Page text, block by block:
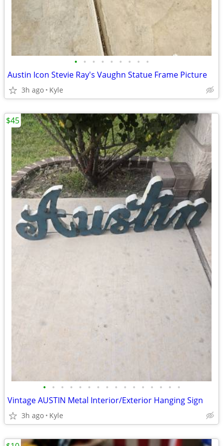
• • • • • • • • •
Austin Icon Stevie Ray's Vaughn Statue Frame Picture
3h ago Kyle
• • • • • • • • • • • • • • • •
Vintage AUSTIN Metal Interior/Exterior Hanging Sign
3h ago Kyle
$45